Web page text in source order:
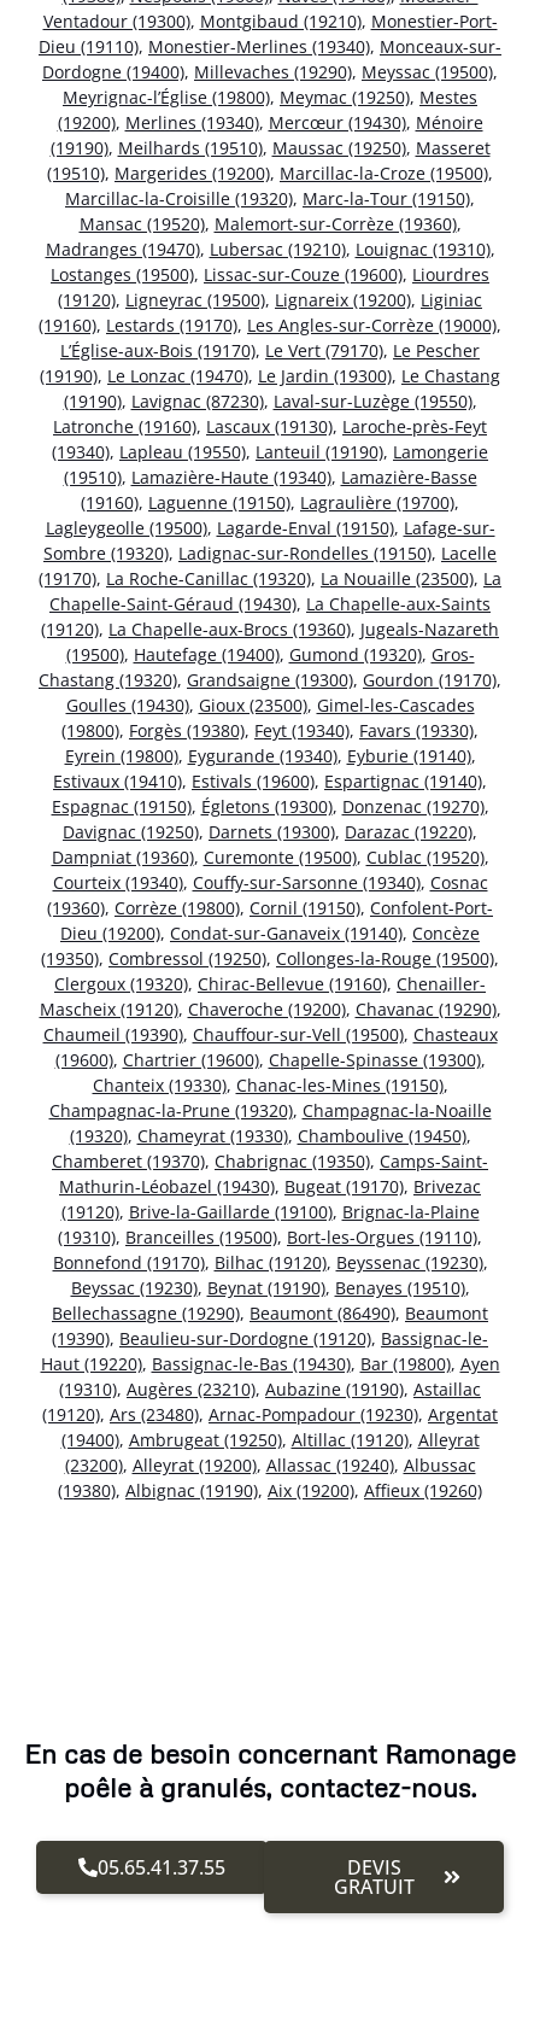
Ventadour (19300), Montgibaud (19210), Monestier-Port-
Dieu (19110), Monestier-Merlines (19340), Monceaux-sur-
Dordogne (19400), Millevaches (19290), Meyssac (19500),
Meyrignac-l’Église (19800), Meymac (19250), Mestes
(19200), Merlines (19340), Mercœur (19430), Ménoire
(19190), Meilhards (19510), Maussac (19250), Masseret
(19510), Margerides (19200), Marcillac-la-Croze (19500),
Marcillac-la-Croisille (19320), Marc-la-Tour (19150),
Mansac (19520), Malemort-sur-Corrèze (19360),
Madranges (19470), Lubersac (19210), Louignac (19310),
Lostanges (19500), Lissac-sur-Couze (19600), Liourdres
(19120), Ligneyrac (19500), Lignareix (19200), Liginiac
(19160), Lestards (19170), Les Angles-sur-Corrèze (19000),
L’Église-aux-Bois (19170), Le Vert (79170), Le Pescher
(19190), Le Lonzac (19470), Le Jardin (19300), Le Chastang
(19190), Lavignac (87230), Laval-sur-Luzège (19550),
Latronche (19160), Lascaux (19130), Laroche-près-Feyt
(19340), Lapleau (19550), Lanteuil (19190), Lamongerie
(19510), Lamazière-Haute (19340), Lamazière-Basse
(19160), Laguenne (19150), Lagraulière (19700),
Lagleygeolle (19500), Lagarde-Enval (19150), Lafage-sur-
Sombre (19320), Ladignac-sur-Rondelles (19150), Lacelle
(19170), La Roche-Canillac (19320), La Nouaille (23500), La
Chapelle-Saint-Géraud (19430), La Chapelle-aux-Saints
(19120), La Chapelle-aux-Brocs (19360), Jugeals-Nazareth
(19500), Hautefage (19400), Gumond (19320), Gros-
Chastang (19320), Grandsaigne (19300), Gourdon (19170),
Goulles (19430), Gioux (23500), Gimel-les-Cascades
(19800), Forgès (19380), Feyt (19340), Favars (19330),
Eyrein (19800), Eygurande (19340), Eyburie (19140),
Estivaux (19410), Estivals (19600), Espartignac (19140),
Espagnac (19150), Égletons (19300), Donzenac (19270),
Davignac (19250), Darnets (19300), Darazac (19220),
Dampniat (19360), Curemonte (19500), Cublac (19520),
Courteix (19340), Couffy-sur-Sarsonne (19340), Cosnac
(19360), Corrèze (19800), Cornil (19150), Confolent-Port-
Dieu (19200), Condat-sur-Ganaveix (19140), Concèze
(19350), Combressol (19250), Collonges-la-Rouge (19500),
Clergoux (19320), Chirac-Bellevue (19160), Chenailler-
Mascheix (19120), Chaveroche (19200), Chavanac (19290),
Chaumeil (19390), Chauffour-sur-Vell (19500), Chasteaux
(19600), Chartrier (19600), Chapelle-Spinasse (19300),
Chanteix (19330), Chanac-les-Mines (19150),
Champagnac-la-Prune (19320), Champagnac-la-Noaille
(19320), Chameyrat (19330), Chamboulive (19450),
Chamberet (19370), Chabrignac (19350), Camps-Saint-
Mathurin-Léobazel (19430), Bugeat (19170), Brivezac
(19120), Brive-la-Gaillarde (19100), Brignac-la-Plaine
(19310), Branceilles (19500), Bort-les-Orgues (19110),
Bonnefond (19170), Bilhac (19120), Beyssenac (19230),
Beyssac (19230), Beynat (19190), Benayes (19510),
Bellechassagne (19290), Beaumont (86490), Beaumont
(19390), Beaulieu-sur-Dordogne (19120), Bassignac-le-
Haut (19220), Bassignac-le-Bas (19430), Bar (19800), Ayen
(19310), Augères (23210), Aubazine (19190), Astaillac
(19120), Ars (23480), Arnac-Pompadour (19230), Argentat
(19400), Ambrugeat (19250), Altillac (19120), Alleyrat
(23200), Alleyrat (19200), Allassac (19240), Albussac
(19380), Albignac (19190), Aix (19200), Affieux (19260)
En cas de besoin concernant Ramonage
poêle à granulés, contactez-nous.
05.65.41.37.55 DEVIS
GRATUIT